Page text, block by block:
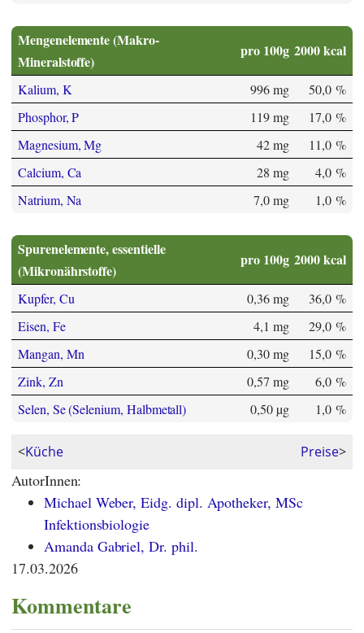
Mengenelemente (Makro-
Mineralstoffe)
pro 100g 2000 kcal
Kalium, K 996 mg
50,0 %
Phosphor, P
119 mg
17,0 %
Magnesium, Mg
42 mg
11,0 %
Calcium, Ca
28 mg
4,0 %
Natrium, Na
7,0 mg 1,0 %
Spurenelemente, essentielle
(Mikronährstoffe)
pro 100g 2000 kcal
Kupfer, Cu 0,36 mg
36,0 %
Eisen, Fe
4,1 mg
29,0 %
Mangan, Mn
0,30 mg
15,0 %
Zink, Zn
0,57 mg
6,0 %
Selen, Se (Selenium, Halbmetall)
0,50 µg 1,0 %
<Küche Preise>
AutorInnen:
Michael Weber, Eidg. dipl. Apotheker, MSc
Infektionsbiologie
Amanda Gabriel, Dr. phil.
17.03.2026
Kommentare